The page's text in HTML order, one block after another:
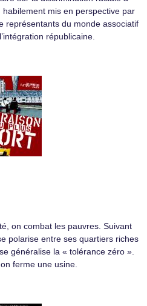
habilement mis en perspective par
représentants du monde associatif
républicaine.
on combat les pauvres. Suivant
polarise entre ses quartiers riches
généralise la « tolérance zéro ».
ferme une usine.